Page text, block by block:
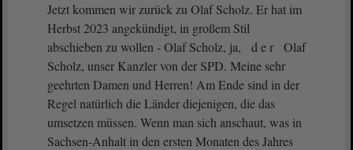
Jetzt kommen wir zurück zu Olaf Scholz. Er hat im
Herbst 2023 angekündigt, in großem Stil
abschieben zu wollen - Olaf Scholz, ja, d e r Olaf
Scholz, unser Kanzler von der SPD. Meine sehr
geehrten Damen und Herren! Am Ende sind in der
Regel natürlich die Länder diejenigen, die das
umsetzen müssen. Wenn man sich anschaut, was in
Sachsen-Anhalt in den ersten Monaten des Jahres